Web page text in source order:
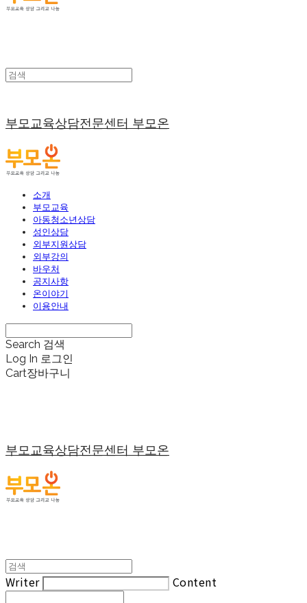
부모교육상담전문센터 부모온
소개
부모교육
아동청소년상담
성인상담
외부지원상담
외부강의
바우처
공지사항
온이야기
이용안내
Search 검색
Log In 로그인
Cart장바구니
부모교육상담전문센터 부모온
Writer Content